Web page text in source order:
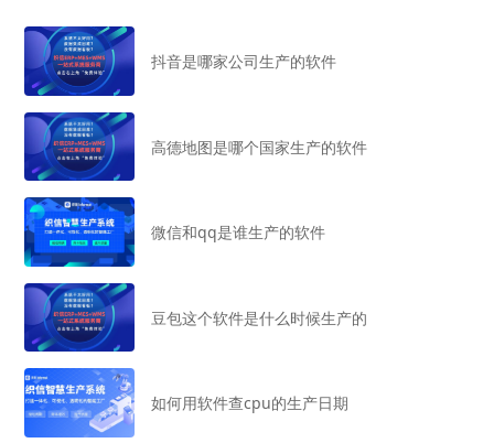
抖音是哪家公司生产的软件
高德地图是哪个国家生产的软件
微信和qq是谁生产的软件
豆包这个软件是什么时候生产的
如何用软件查cpu的生产日期